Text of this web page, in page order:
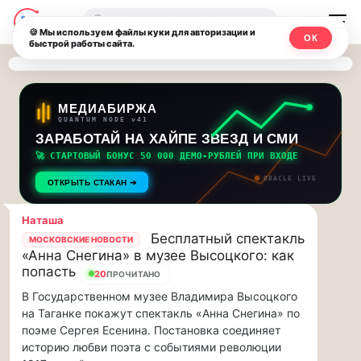
Последние
новости
и
обновления
потока:
Друзья,
приглашаем
на
музыкальную
прогулку
по
Москве
Чайковского!…
Друзья,
приглашаем
на
музыкальную
Москвичи.net
—
Главный
столичный
чат-
мессенджер,
новости
и
инсайды
Москвы
🔍
МЕДИАБИРЖА
QUANTUM NODE v41
ЗАРАБОТАЙ НА ХАЙПЕ ЗВЕЗД И СМИ
🚀 СТАРТОВЫЙ БОНУС 50 000 ДЕМО-РУБЛЕЙ ПРИ ВХОДЕ
ОТКРЫТЬ СТАКАН ➔ ORACLE LIVE
Наташа
МОСКОВСКИЕ НОВОСТИ
Бесплатный спектакль
«Анна Снегина» в музее Высоцкого: как
попасть
20ПРОЧИТАНО
В Государственном музее Владимира Высоцкого
на Таганке покажут спектакль «Анна Снегина» по
поэме Сергея Есенина. Постановка соединяет
историю любви поэта с событиями революции
🍪 Мы используем файлы куки для авторизации и
быстрой работы сайта.
ОК